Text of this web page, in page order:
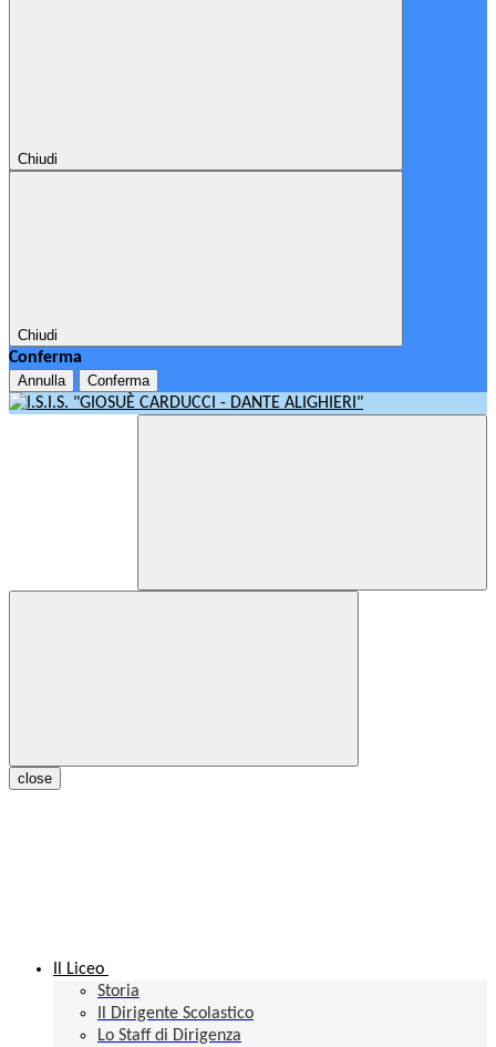
Chiudi
Chiudi
Conferma
Annulla Conferma
close
Il Liceo
Storia
Il Dirigente Scolastico
Lo Staff di Dirigenza